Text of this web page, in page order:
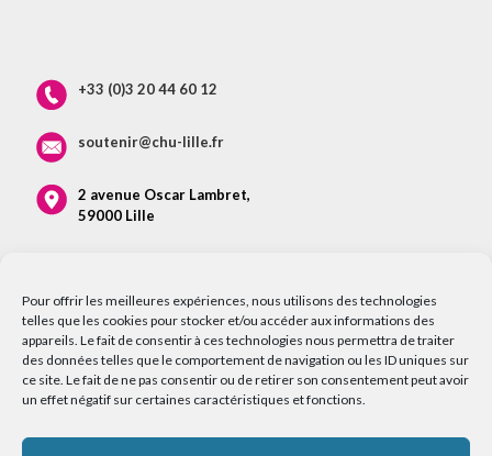
Pour offrir les meilleures expériences, nous utilisons des technologies
telles que les cookies pour stocker et/ou accéder aux informations des
appareils. Le fait de consentir à ces technologies nous permettra de traiter
des données telles que le comportement de navigation ou les ID uniques sur
ce site. Le fait de ne pas consentir ou de retirer son consentement peut avoir
un effet négatif sur certaines caractéristiques et fonctions.
+33 (0)3 20 44 60 12
soutenir@chu-lille.fr
2 avenue Oscar Lambret,
59000 Lille